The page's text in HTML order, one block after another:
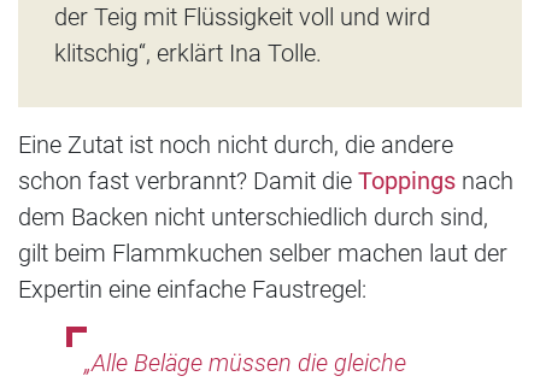
der Teig mit Flüssigkeit voll und wird
klitschig“, erklärt Ina Tolle.
Eine Zutat ist noch nicht durch, die andere
schon fast verbrannt? Damit die Toppings nach
dem Backen nicht unterschiedlich durch sind,
gilt beim Flammkuchen selber machen laut der
Expertin eine einfache Faustregel:
„Alle Beläge müssen die gleiche